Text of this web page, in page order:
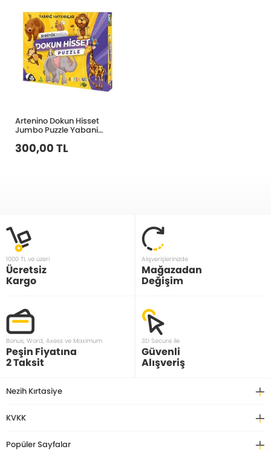
Artenino Dokun Hisset
Jumbo Puzzle Yabani
300,00 TL
1000 TL ve üzeri
Ücretsiz
Kargo
Alışverişlerinizde
Mağazadan
Değişim
Bonus, Word, Axess ve Maximum
Peşin Fiyatına
2 Taksit
3D Secure ile
Güvenli
Alışveriş
Nezih Kırtasiye
KVKK
Popüler Sayfalar